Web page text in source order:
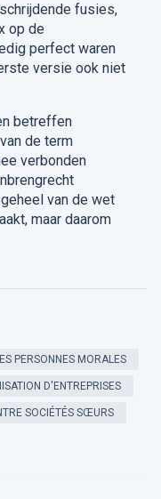
fusies,
op de
perfect waren
versie ook niet
betreffen
de term
verbonden
van de wet
maar daarom
PERSONNES MORALES
D'ENTREPRISES
SOCIÉTÉS SŒURS